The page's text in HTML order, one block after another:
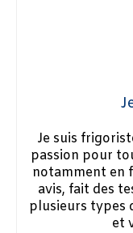
Je suis
passion pour
notamment en
avis, fait des
plusieurs types
et